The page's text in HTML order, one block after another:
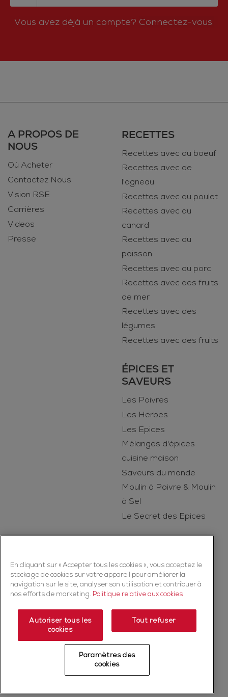
Vous avez déjà un compte? Connectez-vous.
A PROPOS DE
NOUS
Où Acheter
Contactez Nous
Vision RSE
Carrières
Videos
Presse
RECETTES
Recettes avec du boeuf
Recettes avec de
l'agneau
Recettes avec du poulet
Recettes avec du
canard
Recettes avec du
poisson
Recettes avec du porc
Recettes avec des fruits
de mer
Recettes avec des
légumes
Recettes avec des fruits
ÉPICES ET
SAVEURS
Les Poivres
Les Herbes
Les Epices
Mélanges d'épices
cuisine maison
Saveurs du monde
Moulin à Poivre & Moulin
à Sel
Le Secret des Epices
Copyright © 2026 Ducros (McCormick & Company, Inc). Tous droits
réservés
Politique de confidentialité
Politique relative aux cookies
Plan du Site
Fiche produit relative aux qualités et caractéristiques
En cliquant sur « Accepter tous les cookies », vous acceptez le
stockage de cookies sur votre appareil pour améliorer la
navigation sur le site, analyser son utilisation et contribuer à
nos efforts de marketing. Politique relative aux cookies
Autoriser tous les
cookies
Tout refuser
Paramètres des
cookies